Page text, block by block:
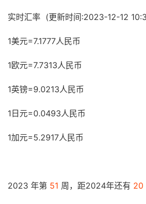
实时汇率 (更新时间:2023-12-12
1美元=7.1777人民币
1欧元=7.7313人民币
1英镑=9.0213人民币
1日元=0.0493人民币
1加元=5.2917人民币
2023 年第 51 周，距2024年还有 20